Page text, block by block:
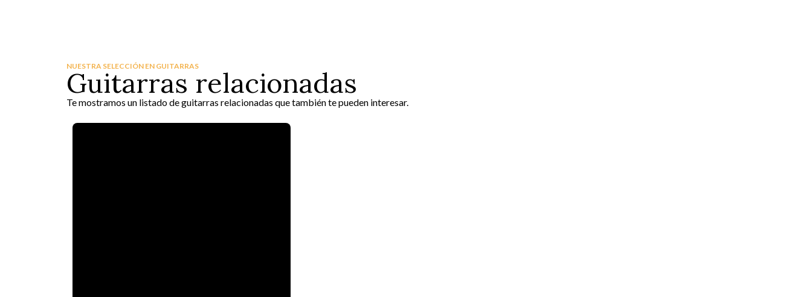
NUESTRA SELECCIÓN EN GUITARRAS
Guitarras relacionadas
Te mostramos un listado de guitarras relacionadas que también te pueden interesar.